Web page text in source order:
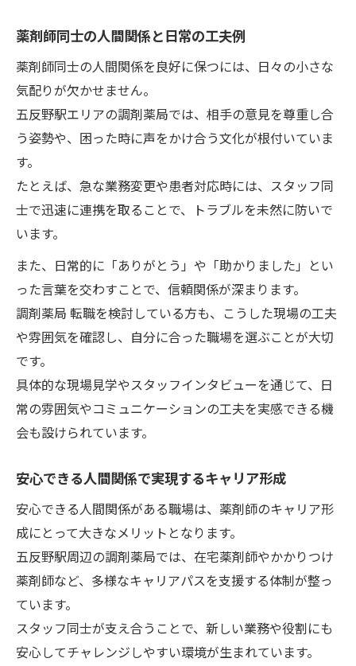
薬剤師同士の人間関係と日常の工夫例
薬剤師同士の人間関係を良好に保つには、日々の小さな
気配りが欠かせません。
五反野駅エリアの調剤薬局では、相手の意見を尊重し合
う姿勢や、困った時に声をかけ合う文化が根付いていま
す。
たとえば、急な業務変更や患者対応時には、スタッフ同
士で迅速に連携を取ることで、トラブルを未然に防いで
います。
また、日常的に「ありがとう」や「助かりました」とい
った言葉を交わすことで、信頼関係が深まります。
調剤薬局 転職を検討している方も、こうした現場の工夫
や雰囲気を確認し、自分に合った職場を選ぶことが大切
です。
具体的な現場見学やスタッフインタビューを通じて、日
常の雰囲気やコミュニケーションの工夫を実感できる機
会も設けられています。
安心できる人間関係で実現するキャリア形成
安心できる人間関係がある職場は、薬剤師のキャリア形
成にとって大きなメリットとなります。
五反野駅周辺の調剤薬局では、在宅薬剤師やかかりつけ
薬剤師など、多様なキャリアパスを支援する体制が整っ
ています。
スタッフ同士が支え合うことで、新しい業務や役割にも
安心してチャレンジしやすい環境が生まれています。